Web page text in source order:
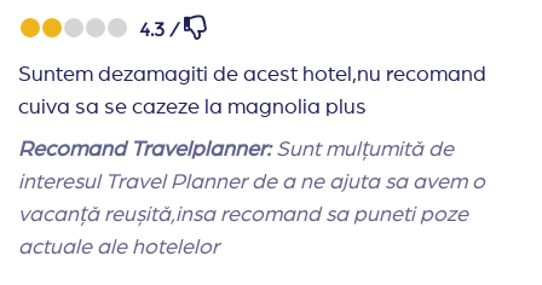
4.3 /
Suntem dezamagiti de acest hotel,nu recomand
cuiva sa se cazeze la magnolia plus
Recomand Travelplanner:Sunt mulțumită de
interesul Travel Planner de a ne ajuta sa avem o
vacanță reușită,insa recomand sa puneti poze
actuale ale hotelelor